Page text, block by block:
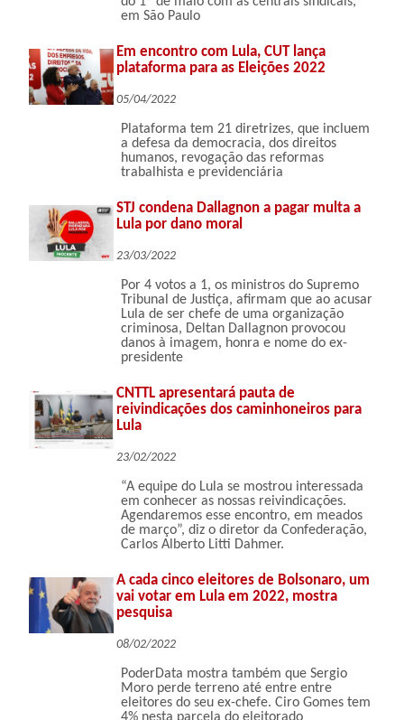
em São Paulo
Em encontro com Lula, CUT lança
plataforma para as Eleições 2022
05/04/2022
Plataforma tem 21 diretrizes, que incluem
a defesa da democracia, dos direitos
humanos, revogação das reformas
trabalhista e previdenciária
STJ condena Dallagnon a pagar multa a
Lula por dano moral
23/03/2022
Por 4 votos a 1, os ministros do Supremo
Tribunal de Justiça, afirmam que ao acusar
Lula de ser chefe de uma organização
criminosa, Deltan Dallagnon provocou
danos à imagem, honra e nome do ex-
presidente
CNTTL apresentará pauta de
reivindicações dos caminhoneiros para
Lula
23/02/2022
“A equipe do Lula se mostrou interessada
em conhecer as nossas reivindicações.
Agendaremos esse encontro, em meados
de março”, diz o diretor da Confederação,
Carlos Alberto Litti Dahmer.
A cada cinco eleitores de Bolsonaro, um
vai votar em Lula em 2022, mostra
pesquisa
08/02/2022
PoderData mostra também que Sergio
Moro perde terreno até entre entre
eleitores do seu ex-chefe. Ciro Gomes tem